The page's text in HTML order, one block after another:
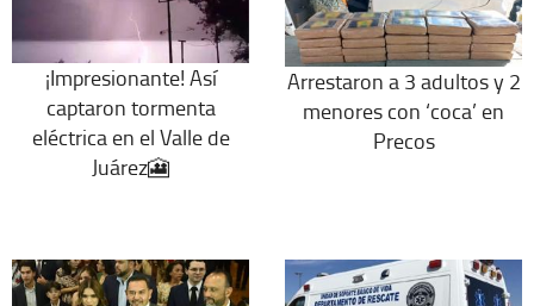
¡Impresionante! Así
captaron tormenta
eléctrica en el Valle de
Juárez🎦
Arrestaron a 3 adultos y 2
menores con ‘coca’ en
Precos